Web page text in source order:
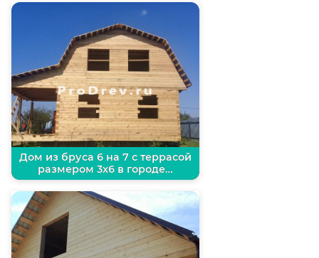
Дом из бруса 6 на 7 с террасой
размером 3х6 в городе…